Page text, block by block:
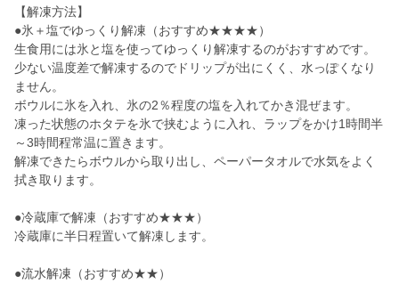
【解凍方法】
●氷＋塩でゆっくり解凍（おすすめ★★★★）
生食用には氷と塩を使ってゆっくり解凍するのがおすすめです。
少ない温度差で解凍するのでドリップが出にくく、水っぽくなり
ません。
ボウルに氷を入れ、氷の2％程度の塩を入れてかき混ぜます。
凍った状態のホタテを氷で挟むように入れ、ラップをかけ1時間半
～3時間程常温に置きます。
解凍できたらボウルから取り出し、ペーパータオルで水気をよく
拭き取ります。
●冷蔵庫で解凍（おすすめ★★★）
冷蔵庫に半日程置いて解凍します。
●流水解凍（おすすめ★★）